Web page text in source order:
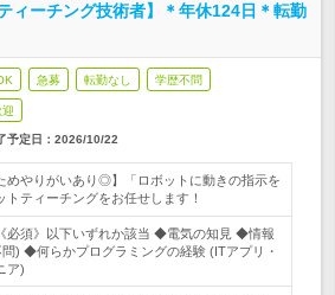
ィーチング技術者】＊年休124日＊転勤
急募 転勤なし 学歴不問
予定日： 2026/10/22
めやりがいあり◎】「ロボットに動きの指示を
トティーチングをお任せします！
必須》以下いずれか該当 ◆電気の知見 ◆情報
) ◆何らかプログラミングの経験 (ITアプリ・
ア)